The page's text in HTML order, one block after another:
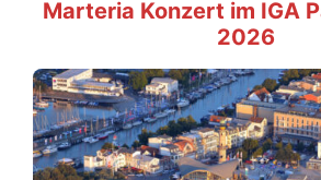
Marteria Konzert im IGA
2026